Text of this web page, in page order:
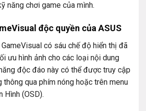
năng chơi game của mình.
độc quyền của ASUS
GameVisual có sáu chế độ hiển thị đã
ưu hình ảnh cho các loại nội dung
độc đáo này có thể được truy cập
thông qua phím nóng hoặc trên menu
Hình (OSD).